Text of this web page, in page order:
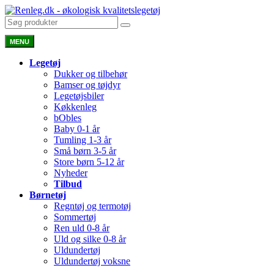
MENU
Legetøj
Dukker og tilbehør
Bamser og tøjdyr
Legetøjsbiler
Køkkenleg
bObles
Baby 0-1 år
Tumling 1-3 år
Små børn 3-5 år
Store børn 5-12 år
Nyheder
Tilbud
Børnetøj
Regntøj og termotøj
Sommertøj
Ren uld 0-8 år
Uld og silke 0-8 år
Uldundertøj
Uldundertøj voksne